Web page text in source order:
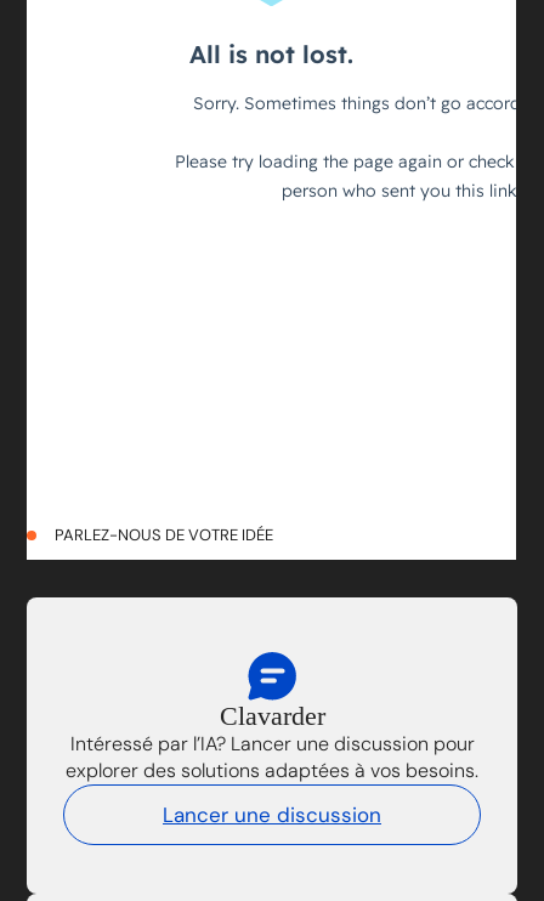
PARLEZ-NOUS DE VOTRE IDÉE
Clavarder
Intéressé par l’IA? Lancer une discussion pour
explorer des solutions adaptées à vos besoins.
Lancer une discussion